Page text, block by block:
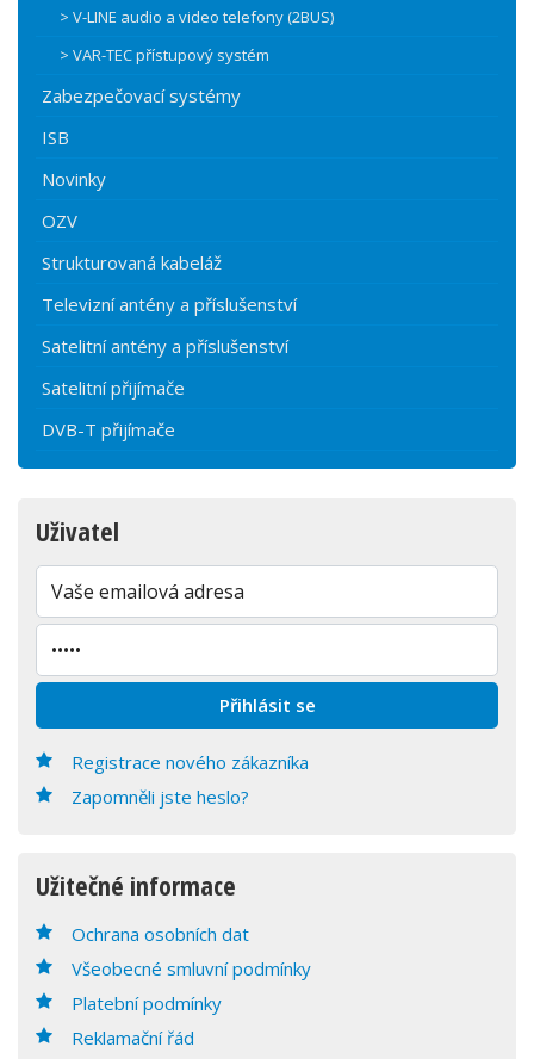
> V-LINE audio a video telefony (2BUS)
> VAR-TEC přístupový systém
Zabezpečovací systémy
ISB
Novinky
OZV
Strukturovaná kabeláž
Televizní antény a příslušenství
Satelitní antény a příslušenství
Satelitní přijímače
DVB-T přijímače
Uživatel
Registrace nového zákazníka
Zapomněli jste heslo?
Užitečné informace
Ochrana osobních dat
Všeobecné smluvní podmínky
Platební podmínky
Reklamační řád